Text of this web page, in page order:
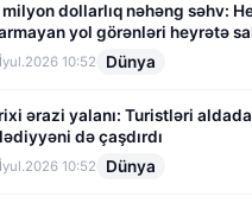
milyon dollarlıq nəhəng səhv:
yol görənləri heyrətə
10:52 Dünya
ərazi yalanı: Turistləri
də çaşdırdı
10:52 Dünya